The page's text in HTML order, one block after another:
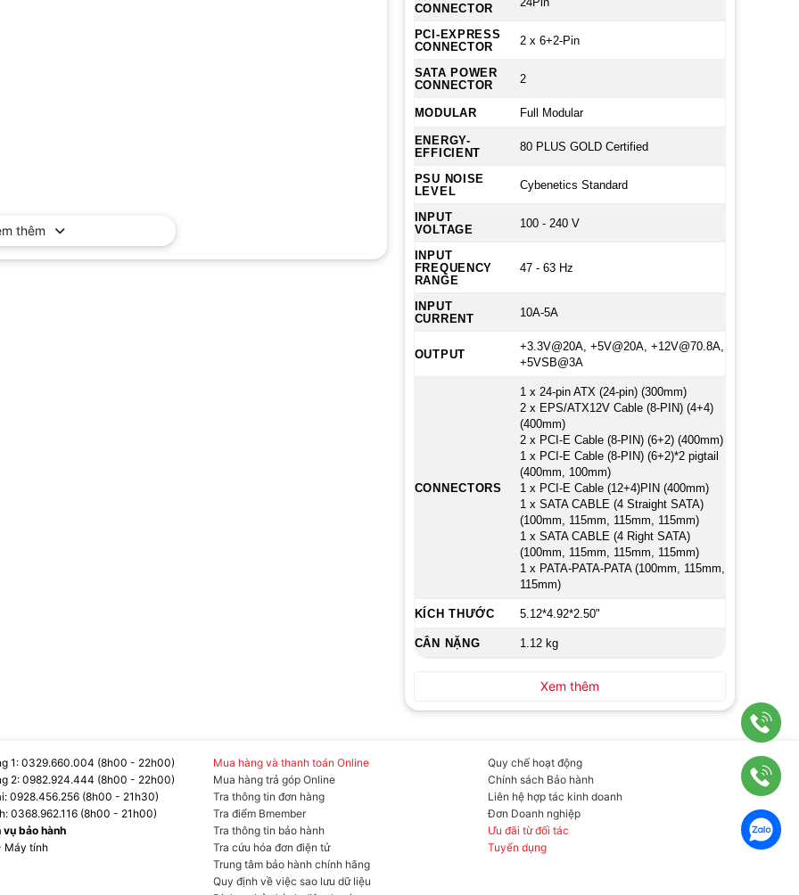
thêm
CONNECTOR
PCI-EXPRESS
CONNECTOR
2 x 6+2-Pin
SATA POWER
CONNECTOR
2
MODULAR Full Modular
ENERGY-
EFFICIENT
80 PLUS GOLD Certified
PSU NOISE
LEVEL
Cybenetics Standard
INPUT
VOLTAGE
100 - 240 V
INPUT
FREQUENCY
RANGE
47 - 63 Hz
INPUT
CURRENT
10A-5A
OUTPUT
+3.3V@20A, +5V@20A, +12V@70.8A,
+5VSB@3A
CONNECTORS
1 x 24-pin ATX (24-pin) (300mm)
2 x EPS/ATX12V Cable (8-PIN) (4+4)
(400mm)
2 x PCI-E Cable (8-PIN) (6+2) (400mm)
1 x PCI-E Cable (8-PIN) (6+2)*2 pigtail
(400mm, 100mm)
1 x PCI-E Cable (12+4)PIN (400mm)
1 x SATA CABLE (4 Straight SATA)
(100mm, 115mm, 115mm, 115mm)
1 x SATA CABLE (4 Right SATA)
(100mm, 115mm, 115mm, 115mm)
1 x PATA-PATA-PATA (100mm, 115mm,
115mm)
KÍCH THƯỚC 5.12*4.92*2.50"
CÂN NẶNG 1.12 kg
Xem thêm
1: 0329.660.004 (8h00 - 22h00)
2: 0982.924.444 (8h00 - 22h00)
0928.456.256 (8h00 - 21h30)
0368.962.116 (8h00 - 21h00)
bảo hành
Máy tính
Mua hàng và thanh toán Online
Mua hàng trả góp Online
Tra thông tin đơn hàng
Tra điểm Bmember
Tra thông tin bảo hành
Tra cứu hóa đơn điện tử
Trung tâm bảo hành chính hãng
Quy định về việc sao lưu dữ liệu
Quy chế hoạt động
Chính sách Bảo hành
Liên hệ hợp tác kinh doanh
Đơn Doanh nghiệp
Ưu đãi từ đối tác
Tuyển dụng